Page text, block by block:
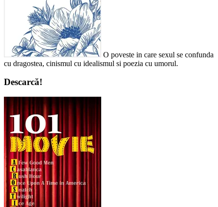
O poveste in care sexul se confunda
cu dragostea, cinismul cu idealismul si poezia cu umorul.
Descarcă!